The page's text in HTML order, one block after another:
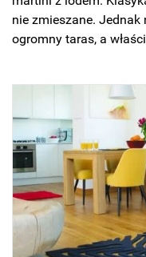
nie zmieszane.
ogromny taras, a